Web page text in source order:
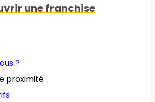
?
proximité
une franchise